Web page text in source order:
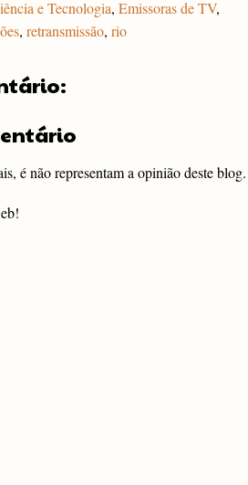
e Tecnologia, Emissoras de TV,
, retransmissão, rio
é não representam a opinião deste blog.